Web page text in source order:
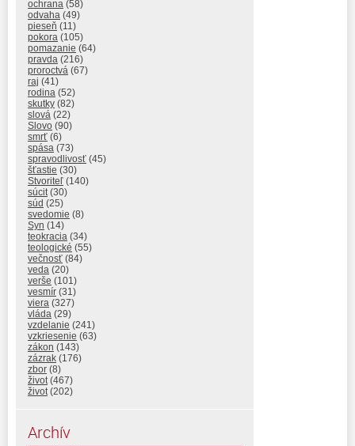
ochrana (58)
odvaha (49)
pieseň (11)
pokora (105)
pomazanie (64)
pravda (216)
proroctvá (67)
raj (41)
rodina (52)
skutky (82)
slová (22)
Slovo (90)
smrť (6)
spása (73)
spravodlivosť (45)
šťastie (30)
Stvoriteľ (140)
súcit(30)
súd (25)
svedomie (8)
Syn (14)
teokracia (34)
teologické (55)
večnosť (84)
veda (20)
verše (101)
vesmír (31)
viera (327)
vláda (29)
vzdelanie (241)
vzkriesenie (63)
zákon (143)
zázrak (176)
zbor (8)
život(467)
život(202)
Archív